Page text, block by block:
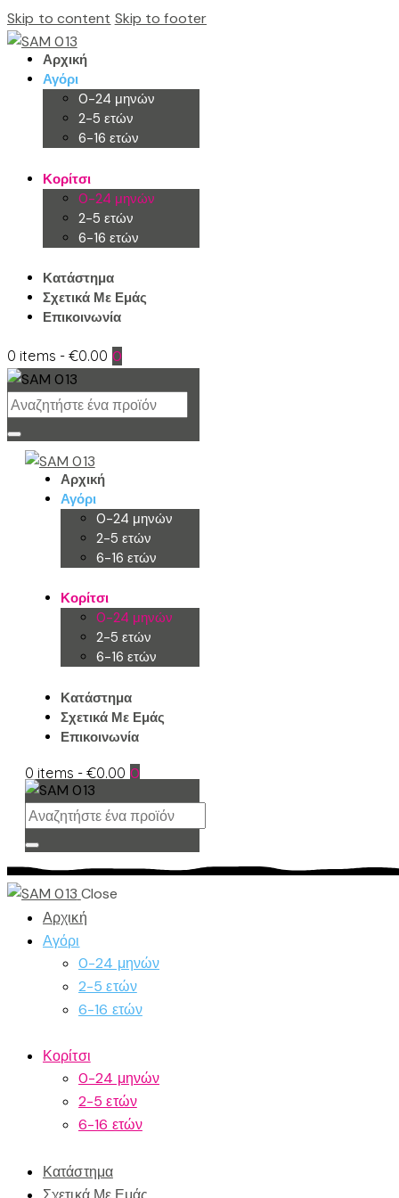
Skip to content Skip to footer
Αρχική
Αγόρι
0-24 μηνών
2-5 ετών
6-16 ετών
Κορίτσι
0-24 μηνών
2-5 ετών
6-16 ετών
Κατάστημα
Σχετικά Με Εμάς
Επικοινωνία
0 items -€0.00 0
Αρχική
Αγόρι
0-24 μηνών
2-5 ετών
6-16 ετών
Κορίτσι
0-24 μηνών
2-5 ετών
6-16 ετών
Κατάστημα
Σχετικά Με Εμάς
Επικοινωνία
0 items -€0.00 0
Close
Αρχική
Αγόρι
0-24 μηνών
2-5 ετών
6-16 ετών
Κορίτσι
0-24 μηνών
2-5 ετών
6-16 ετών
Κατάστημα
Σχετικά Με Εμάς